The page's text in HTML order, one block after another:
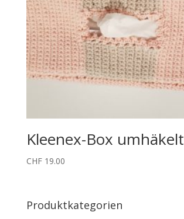
Kleenex-Box umhäkelt
CHF19.00
Produktkategorien